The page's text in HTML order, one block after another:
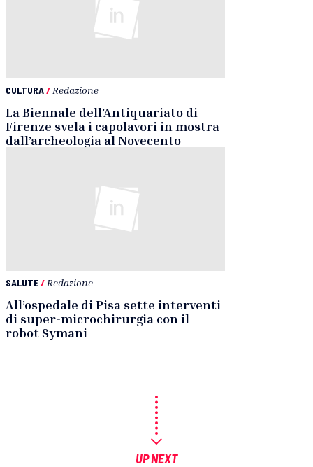
CULTURA/ Redazione
La Biennale dell’Antiquariato di
Firenze svela i capolavori in mostra
dall’archeologia al Novecento
SALUTE/ Redazione
All’ospedale di Pisa sette interventi
di super-microchirurgia con il
robot Symani
UP NEXT